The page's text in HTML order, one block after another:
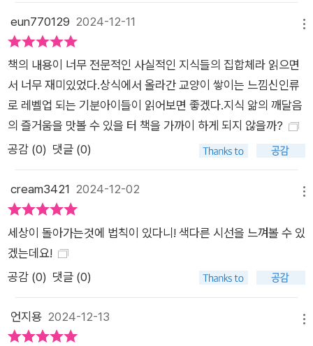
eun770129 2024-12-11
책의 내용이 너무 전문적인 사실적인 지식들의 집합체라 읽으면
서 너무 재미있었다.상식에서 올라간 교양이 쌓이는 느낌신인류
로 레벨업 되는 기분아이들이 읽어보면 좋겠다.지식 앎의 깨달음
의 즐거움을 맛볼 수 있을 터 책을 가까이 하게 되지 않을까?
공감 (0) 댓글 (0)
cream3421 2024-12-02
세상이 돌아가는것에 법칙이 있다니! 색다른 시선을 느껴볼 수 있
겠는데요!
공감 (0) 댓글 (0)
언지용 2024-12-13